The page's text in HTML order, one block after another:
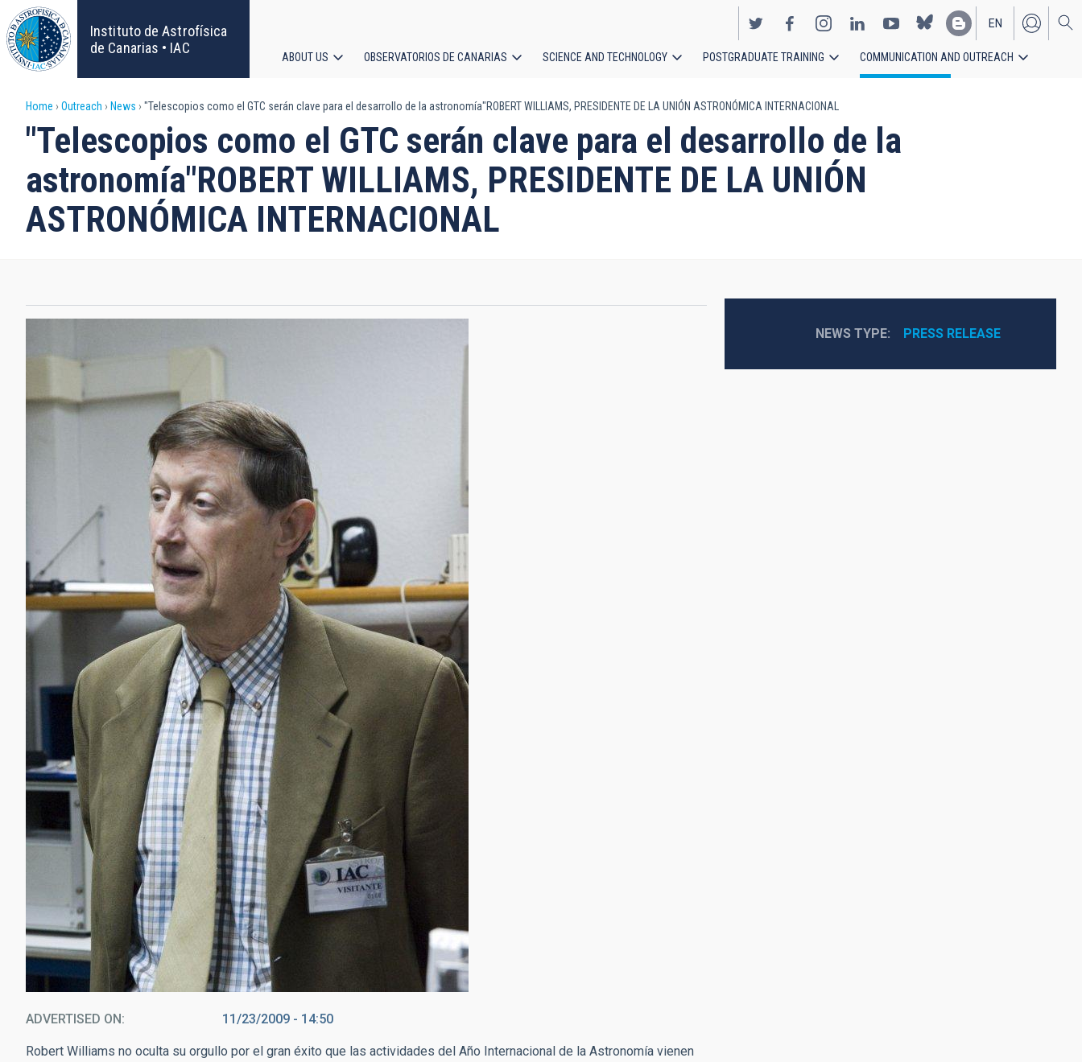
Skip
to
main
content
Instituto de Astrofísica
de Canarias • IAC
EN
ES
navigation
ABOUT US OBSERVATORIOS DE CANARIAS SCIENCE AND TECHNOLOGY POSTGRADUATE TRAINING COMMUNICATION AND OUTREACH
Breadcrumb
Home Outreach News "Telescopios como el GTC serán clave para el desarrollo de la astronomía"ROBERT WILLIAMS, PRESIDENTE DE LA UNIÓN ASTRONÓMICA INTERNACIONAL
"Telescopios como el GTC serán clave para el desarrollo de la
astronomía"ROBERT WILLIAMS, PRESIDENTE DE LA UNIÓN
ASTRONÓMICA INTERNACIONAL
ADVERTISED ON 11/23/2009 - 14:50
Robert Williams no oculta su orgullo por el gran éxito que las actividades del Año Internacional de la Astronomía vienen
NEWS TYPE PRESS RELEASE